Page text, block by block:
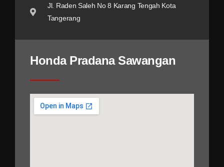
Jl. Raden Saleh No 8 Karang Tengah Kota
Tangerang
Honda Pradana Sawangan